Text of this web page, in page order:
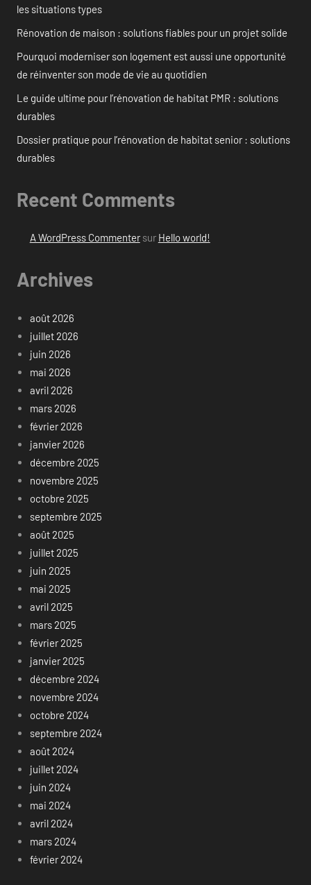
les situations types
Rénovation de maison : solutions fiables pour un projet solide
Pourquoi moderniser son logement est aussi une opportunité
de réinventer son mode de vie au quotidien
Le guide ultime pour l’rénovation de habitat PMR : solutions
durables
Dossier pratique pour l’rénovation de habitat senior : solutions
durables
Recent Comments
A WordPress Commentersur Hello world!
Archives
août 2026
juillet 2026
juin 2026
mai 2026
avril 2026
mars 2026
février 2026
janvier 2026
décembre 2025
novembre 2025
octobre 2025
septembre 2025
août 2025
juillet 2025
juin 2025
mai 2025
avril 2025
mars 2025
février 2025
janvier 2025
décembre 2024
novembre 2024
octobre 2024
septembre 2024
août 2024
juillet 2024
juin 2024
mai 2024
avril 2024
mars 2024
février 2024